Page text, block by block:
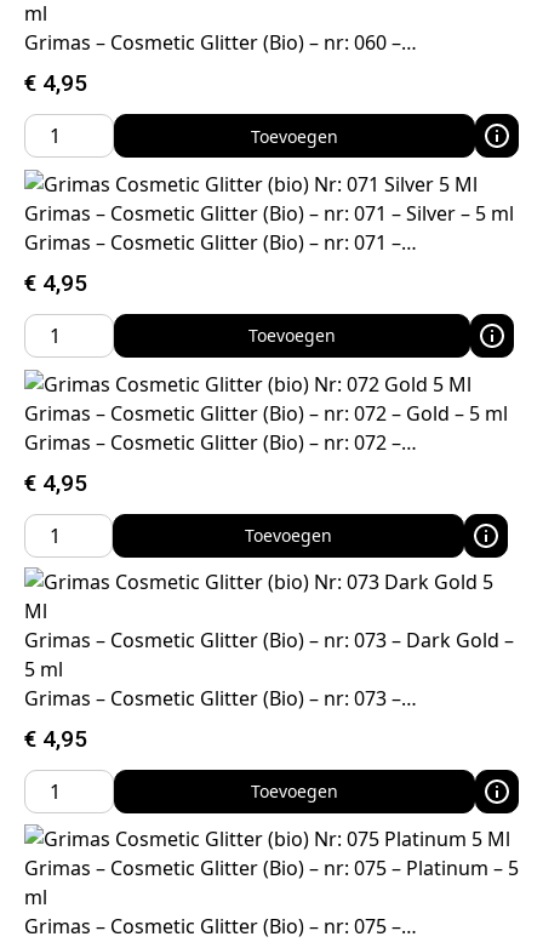
ml
Grimas – Cosmetic Glitter (Bio) – nr: 060 –…
€ 4,95
Toevoegen
Grimas – Cosmetic Glitter (Bio) – nr: 071 – Silver – 5 ml
Grimas – Cosmetic Glitter (Bio) – nr: 071 –…
€ 4,95
Toevoegen
Grimas – Cosmetic Glitter (Bio) – nr: 072 – Gold – 5 ml
Grimas – Cosmetic Glitter (Bio) – nr: 072 –…
€ 4,95
Toevoegen
Grimas – Cosmetic Glitter (Bio) – nr: 073 – Dark Gold –
5 ml
Grimas – Cosmetic Glitter (Bio) – nr: 073 –…
€ 4,95
Toevoegen
Grimas – Cosmetic Glitter (Bio) – nr: 075 – Platinum – 5
ml
Grimas – Cosmetic Glitter (Bio) – nr: 075 –…